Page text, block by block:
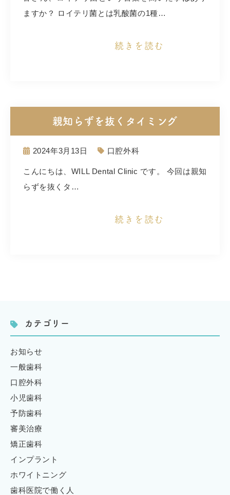
ますか？ ロイテリ菌とは乳酸菌の1種…
続きを読む
親知らずを抜くタイミング
2024年3月13日 口腔外科
こんにちは、WILL Dental Clinic です。 今回は親知
らずを抜くタ…
続きを読む
カテゴリー
お知らせ
一般歯科
口腔外科
小児歯科
予防歯科
審美治療
矯正歯科
インプラント
ホワイトニング
歯科医院で働く人